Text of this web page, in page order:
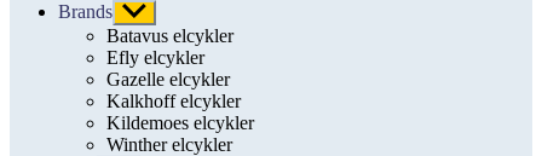
Brands Vis
undermenu
Batavus elcykler
Efly elcykler
Gazelle elcykler
Kalkhoff elcykler
Kildemoes elcykler
Winther elcykler